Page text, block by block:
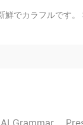
ました。 アメリカに行ったら、ぜ
AI Grammar